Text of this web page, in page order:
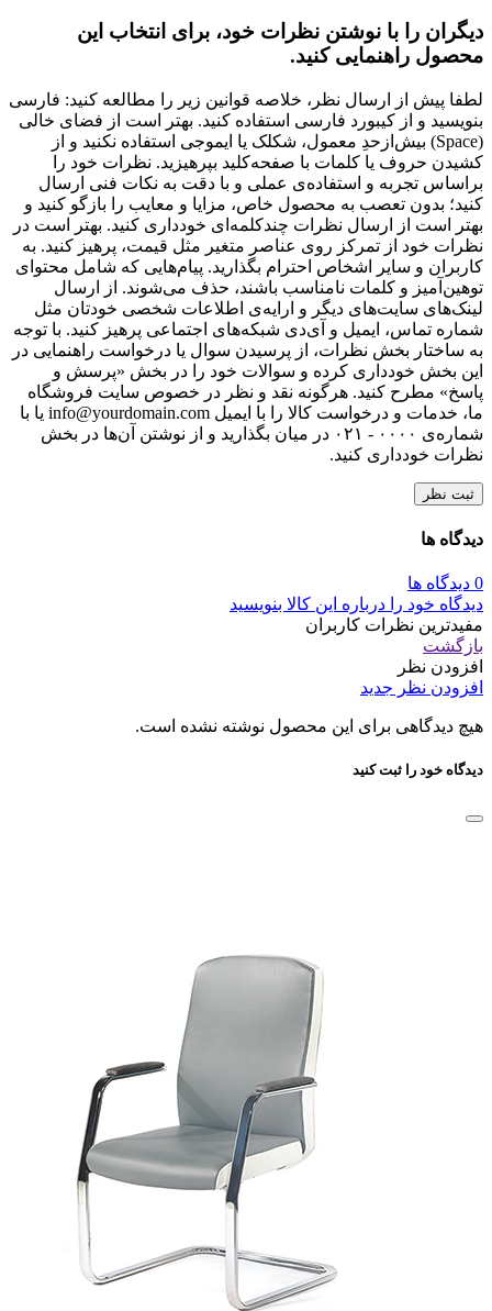
دیگران را با نوشتن نظرات خود، برای انتخاب این
محصول راهنمایی کنید.
لطفا پیش از ارسال نظر، خلاصه قوانین زیر را مطالعه کنید: فارسی
بنویسید و از کیبورد فارسی استفاده کنید. بهتر است از فضای خالی
(Space) بیش‌از‌حدِ معمول، شکلک یا ایموجی استفاده نکنید و از
کشیدن حروف یا کلمات با صفحه‌کلید بپرهیزید. نظرات خود را
براساس تجربه و استفاده‌ی عملی و با دقت به نکات فنی ارسال
کنید؛ بدون تعصب به محصول خاص، مزایا و معایب را بازگو کنید و
بهتر است از ارسال نظرات چندکلمه‌‌ای خودداری کنید. بهتر است در
نظرات خود از تمرکز روی عناصر متغیر مثل قیمت، پرهیز کنید. به
کاربران و سایر اشخاص احترام بگذارید. پیام‌هایی که شامل محتوای
توهین‌آمیز و کلمات نامناسب باشند، حذف می‌شوند. از ارسال
لینک‌های سایت‌های دیگر و ارایه‌ی اطلاعات شخصی خودتان مثل
شماره تماس، ایمیل و آی‌دی شبکه‌های اجتماعی پرهیز کنید. با توجه
به ساختار بخش نظرات، از پرسیدن سوال یا درخواست راهنمایی در
این بخش خودداری کرده و سوالات خود را در بخش «پرسش و
پاسخ» مطرح کنید. هرگونه نقد و نظر در خصوص سایت فروشگاه
ما، خدمات و درخواست کالا را با ایمیل info@yourdomain.com یا با
شماره‌ی ۰۰۰۰ - ۰۲۱ در میان بگذارید و از نوشتن آن‌ها در بخش
نظرات خودداری کنید.
ثبت نظر
دیدگاه ها
0 دیدگاه ها
دیدگاه خود را درباره این کالا بنویسید
مفیدترین نظرات کاربران
بازگشت
افزودن نظر
افزودن نظر جدید
هیچ دیدگاهی برای این محصول نوشته نشده است.
دیدگاه خود را ثبت کنید